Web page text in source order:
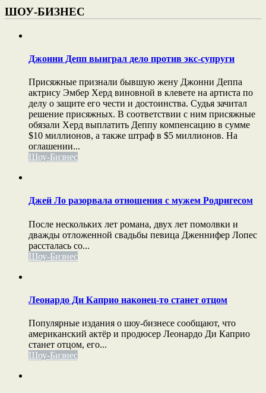
ШОУ-БИЗНЕС
Джонни Депп выиграл дело против экс-супруги
Присяжные признали бывшую жену Джонни Деппа
актрису Эмбер Херд виновной в клевете на артиста по
делу о защите его чести и достоинства. Судья зачитал
решение присяжных. В соответствии с ним присяжные
обязали Херд выплатить Деппу компенсацию в сумме
$10 миллионов, а также штраф в $5 миллионов. На
оглашении...
Шоу-Бизнес
Джей Ло разорвала отношения с мужем Родригесом
После нескольких лет романа, двух лет помолвки и
дважды отложенной свадьбы певица Дженнифер Лопес
рассталась со...
Шоу-Бизнес
Леонардо Ди Каприо наконец-то станет отцом
Популярные издания о шоу-бизнесе сообщают, что
американский актёр и продюсер Леонардо Ди Каприо
станет отцом, его...
Шоу-Бизнес